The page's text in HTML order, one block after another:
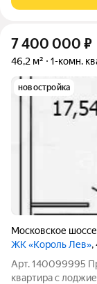
7 400 000 ₽
46,2 м² 1-комн.
новостройка
Московское шоссе
ЖК «Король Лев»,
Арт. 140099995
кваpтиpа c